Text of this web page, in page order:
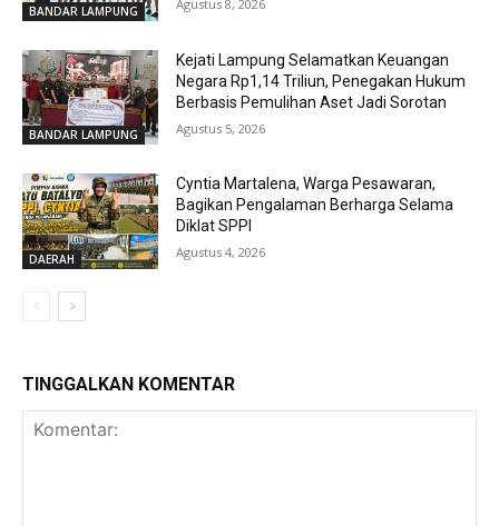
BANDAR LAMPUNG Agustus 8, 2026
BANDAR LAMPUNG
Kejati Lampung Selamatkan Keuangan
Negara Rp1,14 Triliun, Penegakan Hukum
Berbasis Pemulihan Aset Jadi Sorotan
Agustus 5, 2026
DAERAH
Cyntia Martalena, Warga Pesawaran,
Bagikan Pengalaman Berharga Selama
Diklat SPPI
Agustus 4, 2026
TINGGALKAN KOMENTAR